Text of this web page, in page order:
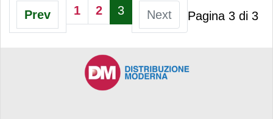
Pagina 3 di 3
Prev 1 2 3 Next